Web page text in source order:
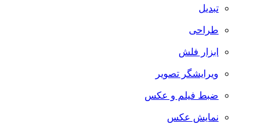
تبدیل
طراحی
ابزار فلش
ویرایشگر تصویر
ضبط فيلم و عكس
نمایش عکس